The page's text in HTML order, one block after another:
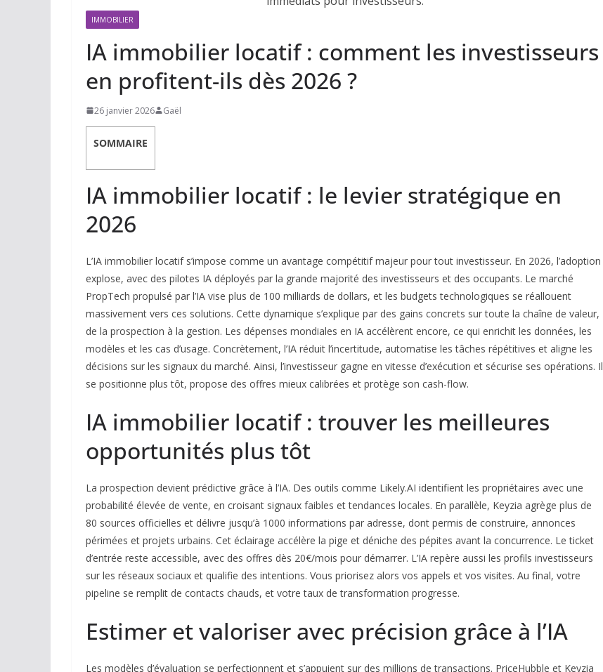
IMMOBILIER
IA immobilier locatif : comment les investisseurs
en profitent-ils dès 2026 ?
26 janvier 2026 Gaël
SOMMAIRE
IA immobilier locatif : le levier stratégique en
2026
L’IA immobilier locatif s’impose comme un avantage compétitif majeur pour tout investisseur. En 2026, l’adoption
explose, avec des pilotes IA déployés par la grande majorité des investisseurs et des occupants. Le marché
PropTech propulsé par l’IA vise plus de 100 milliards de dollars, et les budgets technologiques se réallouent
massivement vers ces solutions. Cette dynamique s’explique par des gains concrets sur toute la chaîne de valeur,
de la prospection à la gestion. Les dépenses mondiales en IA accélèrent encore, ce qui enrichit les données, les
modèles et les cas d’usage. Concrètement, l’IA réduit l’incertitude, automatise les tâches répétitives et aligne les
décisions sur les signaux du marché. Ainsi, l’investisseur gagne en vitesse d’exécution et sécurise ses opérations. Il
se positionne plus tôt, propose des offres mieux calibrées et protège son cash-flow.
IA immobilier locatif : trouver les meilleures
opportunités plus tôt
La prospection devient prédictive grâce à l’IA. Des outils comme Likely.AI identifient les propriétaires avec une
probabilité élevée de vente, en croisant signaux faibles et tendances locales. En parallèle, Keyzia agrège plus de
80 sources officielles et délivre jusqu’à 1000 informations par adresse, dont permis de construire, annonces
périmées et projets urbains. Cet éclairage accélère la pige et déniche des pépites avant la concurrence. Le ticket
d’entrée reste accessible, avec des offres dès 20€/mois pour démarrer. L’IA repère aussi les profils investisseurs
sur les réseaux sociaux et qualifie des intentions. Vous priorisez alors vos appels et vos visites. Au final, votre
pipeline se remplit de contacts chauds, et votre taux de transformation progresse.
Estimer et valoriser avec précision grâce à l’IA
Les modèles d’évaluation se perfectionnent et s’appuient sur des millions de transactions. PriceHubble et Keyzia